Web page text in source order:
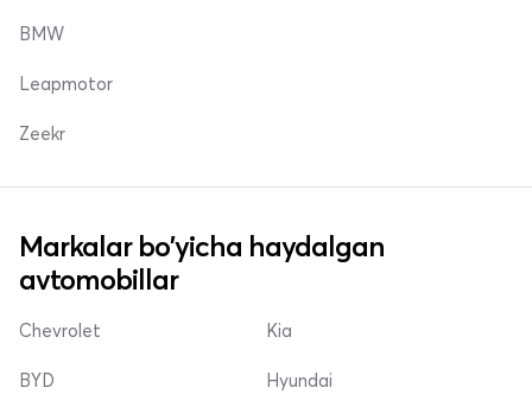
BMW
Leapmotor
Zeekr
Markalar bo'yicha haydalgan
avtomobillar
Chevrolet
BYD
Kia
Hyundai